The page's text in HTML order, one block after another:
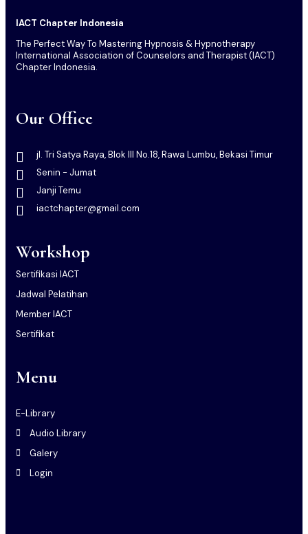
IACT Chapter Indonesia
The Perfect Way To Mastering Hypnosis & Hypnotherapy
International Association of Counselors and Therapist (IACT)
Chapter Indonesia.
Our Office
jl. Tri Satya Raya, Blok III No.18, Rawa Lumbu, Bekasi Timur
Senin - Jumat
Janji Temu
iactchapter@gmail.com
Workshop
Sertifikasi IACT
Jadwal Pelatihan
Member IACT
Sertifikat
Menu
E-Library
Audio Library
Galery
Login